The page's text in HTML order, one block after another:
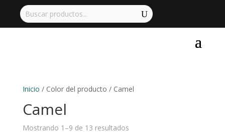
Inicio / Color del producto / Camel
Camel
Mostrando 1–9 de 13 resultados